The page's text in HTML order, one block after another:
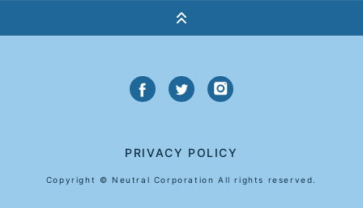
PRIVACY POLICY
Copyright © Neutral Corporation All rights reserved.